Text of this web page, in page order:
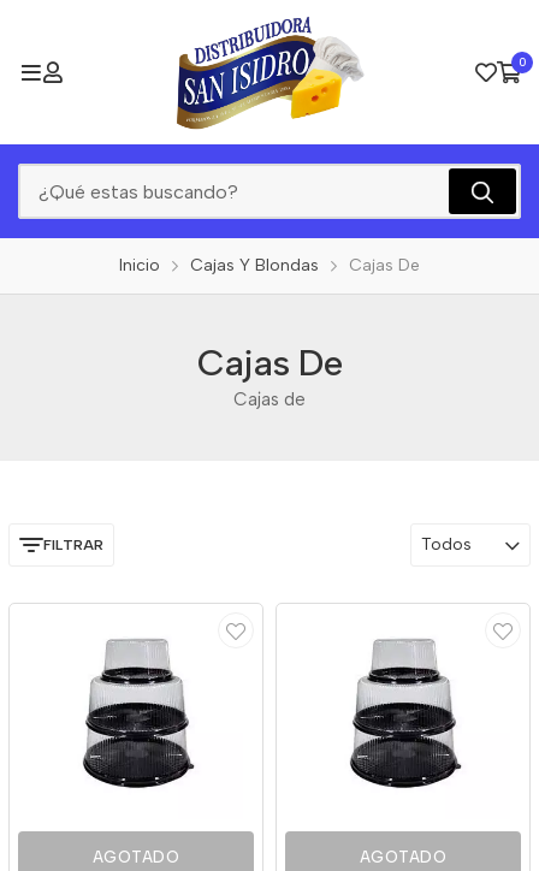
0
Inicio Cajas Y Blondas Cajas De
Cajas De
Cajas de
FILTRAR Todos
AGOTADO AGOTADO